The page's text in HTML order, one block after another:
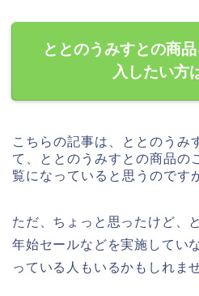
ととのうみすとの商
入したい方
こちらの記事は、ととのうみ
て、ととのうみすとの商品の
覧になっていると思うのです
ただ、ちょっと思ったけど、
年始セールなどを実施してい
っている人もいるかもしれま